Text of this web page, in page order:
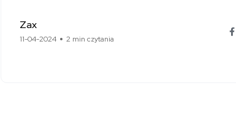
Zax
11-04-2024 2 min czytania